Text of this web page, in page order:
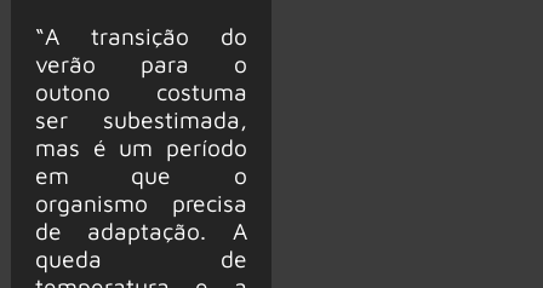
“A transição do
verão para o
outono costuma
ser subestimada,
mas é um período
em que o
organismo precisa
de adaptação. A
queda de